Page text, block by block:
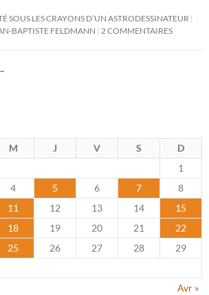
SOUS LES CRAYONS D’UN ASTRODESSINATEUR
BAPTISTE FELDMANN 2 COMMENTAIRES
M J V S
D
1
4 5 6 7
8
11 12 13 14
15
18 19 20 21
22
25 26 27 28
29
Avr »